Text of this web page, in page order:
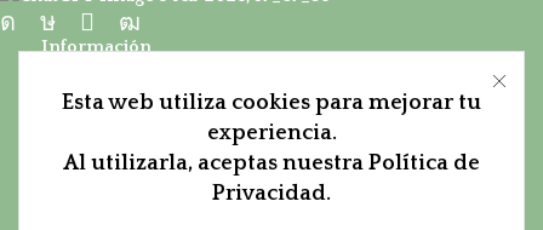
Información
Sobre Pica Pica
Esta web utiliza cookies para mejorar tu
experiencia.
Al utilizarla, aceptas nuestra Política de
Privacidad.